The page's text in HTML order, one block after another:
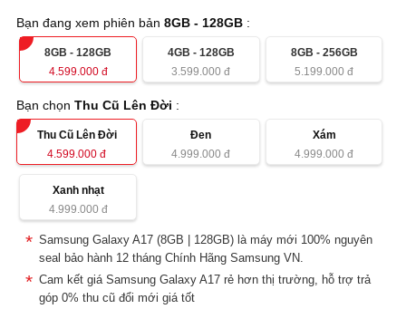
Bạn đang xem phiên bản8GB - 128GB :
8GB - 128GB
4.599.000đ
4GB - 128GB
3.599.000 đ
8GB - 256GB
5.199.000 đ
Bạn chọnThu Cũ Lên Đời :
Thu Cũ Lên Đời
4.599.000 đ
Đen
4.999.000 đ
Xám
4.999.000 đ
Xanh nhạt
4.999.000đ
Samsung Galaxy A17 (8GB | 128GB) là máy mới 100% nguyên
seal bảo hành 12 tháng Chính Hãng Samsung VN.
Cam kết giá Samsung Galaxy A17 rẻ hơn thị trường, hỗ trợ trả
góp 0% thu cũ đổi mới giá tốt